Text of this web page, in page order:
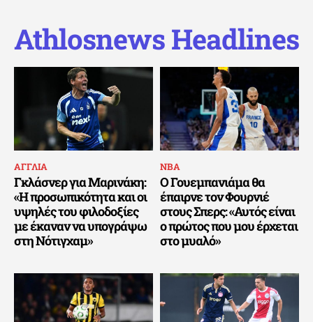
Athlosnews Headlines
ΑΓΓΛΙΑ
Γκλάσνερ για Μαρινάκη:
«Η προσωπικότητα και οι
υψηλές του φιλοδοξίες
με έκαναν να υπογράψω
στη Νότιγχαμ»
ΝΒΑ
Ο Γουεμπανιάμα θα
έπαιρνε τον Φουρνιέ
στους Σπερς: «Αυτός είναι
ο πρώτος που μου έρχεται
στο μυαλό»